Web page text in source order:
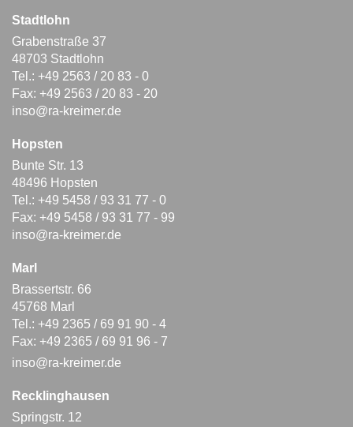
Stadtlohn
Grabenstraße 37
48703 Stadtlohn
Tel.: +49 2563 / 20 83 - 0
Fax: +49 2563 / 20 83 - 20
inso@ra-kreimer.de
Hopsten
Bunte Str. 13
48496 Hopsten
Tel.: +49 5458 / 93 31 77 - 0
Fax: +49 5458 / 93 31 77 - 99
inso@ra-kreimer.de
Marl
Brassertstr. 66
45768 Marl
Tel.: +49 2365 / 69 91 90 - 4
Fax: +49 2365 / 69 91 96 - 7
inso@ra-kreimer.de
Recklinghausen
Springstr. 12